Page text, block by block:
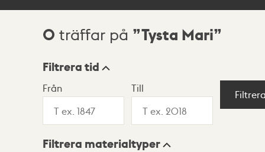
Sökresultat
0 träffar på Tysta Mari
Visningsläge
Lista Karta
Filtrera tid
Från Till
Filtrera materialtyper